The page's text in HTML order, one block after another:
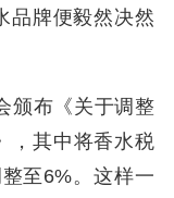
品牌便毅然决然
颁布《关于调整
，其中将香水税
至6%。这样一